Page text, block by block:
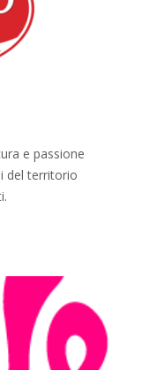
e passione
del territorio